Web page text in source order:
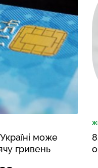
може
гривень